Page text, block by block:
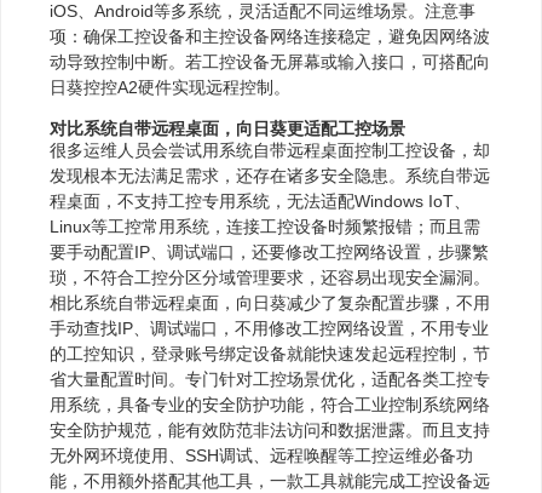
iOS、Android等多系统，灵活适配不同运维场景。注意事
项：确保工控设备和主控设备网络连接稳定，避免因网络波
动导致控制中断。若工控设备无屏幕或输入接口，可搭配向
日葵控控A2硬件实现远程控制。
对比系统自带远程桌面，向日葵更适配工控场景
很多运维人员会尝试用系统自带远程桌面控制工控设备，却
发现根本无法满足需求，还存在诸多安全隐患。系统自带远
程桌面，不支持工控专用系统，无法适配Windows IoT、
Linux等工控常用系统，连接工控设备时频繁报错；而且需
要手动配置IP、调试端口，还要修改工控网络设置，步骤繁
琐，不符合工控分区分域管理要求，还容易出现安全漏洞。
相比系统自带远程桌面，向日葵减少了复杂配置步骤，不用
手动查找IP、调试端口，不用修改工控网络设置，不用专业
的工控知识，登录账号绑定设备就能快速发起远程控制，节
省大量配置时间。专门针对工控场景优化，适配各类工控专
用系统，具备专业的安全防护功能，符合工业控制系统网络
安全防护规范，能有效防范非法访问和数据泄露。而且支持
无外网环境使用、SSH调试、远程唤醒等工控运维必备功
能，不用额外搭配其他工具，一款工具就能完成工控设备远